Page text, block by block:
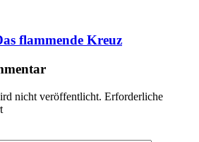
flammende Kreuz
nicht veröffentlicht. Erforderliche